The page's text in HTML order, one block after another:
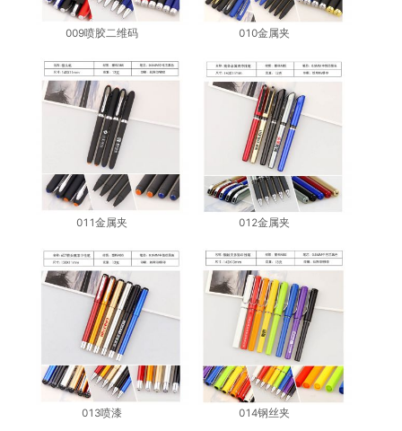
009喷胶二维码 010金属夹
011金属夹 012金属夹
013喷漆 014钢丝夹